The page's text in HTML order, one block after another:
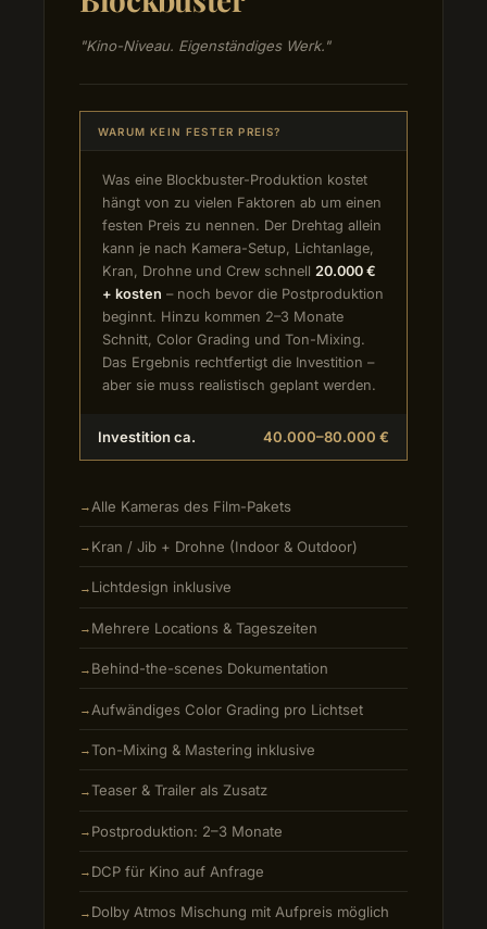
"Kino-Niveau. Eigenständiges Werk."
WARUM KEIN FESTER PREIS?
Was eine Blockbuster-Produktion kostet
hängt von zu vielen Faktoren ab um einen
festen Preis zu nennen. Der Drehtag allein
kann je nach Kamera-Setup, Lichtanlage,
Kran, Drohne und Crew schnell 20.000 €
+ kosten – noch bevor die Postproduktion
beginnt. Hinzu kommen 2–3 Monate
Schnitt, Color Grading und Ton-Mixing.
Das Ergebnis rechtfertigt die Investition –
aber sie muss realistisch geplant werden.
Investition ca. 40.000–80.000 €
Alle Kameras des Film-Pakets
Kran / Jib + Drohne (Indoor & Outdoor)
Lichtdesign inklusive
Mehrere Locations & Tageszeiten
Behind-the-scenes Dokumentation
Aufwändiges Color Grading pro Lichtset
Ton-Mixing & Mastering inklusive
Teaser & Trailer als Zusatz
Postproduktion: 2–3 Monate
DCP für Kino auf Anfrage
Dolby Atmos Mischung mit Aufpreis möglich